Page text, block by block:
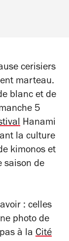
cerisiers
marteau.
blanc et de
5
Hanami
la culture
kimonos et
saison de
: celles
photo de
à la Cité